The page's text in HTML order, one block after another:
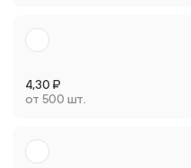
4,30 ₽
от 500 шт.